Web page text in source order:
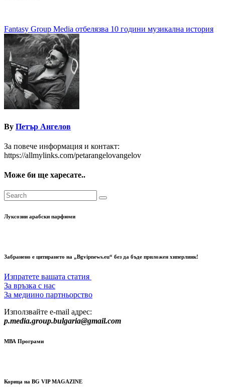
Навигация
Fantasy Group Media отбелязва 10 години музикална история
By Петър Ангелов
За повече информация и контакт:
https://allmylinks.com/petarangelovangelov
Може би ще харесате..
Луксозни арабски парфюми
Забранено е цитирането на „Bgvipnews.eu“ без да бъде приложен хиперлинк!
Изпратете вашата статия
За връзка с нас
За медиино партньорство
Използвайте e-mail адрес:
p.media.group.bulgaria@gmail.com
МВА Програми
Корица на BG VIP MAGAZINE